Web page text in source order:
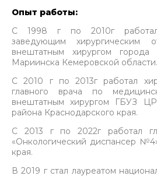
Опыт работы:
С 1998 г по 2010г работал
заведующим хирургическим
внештатным хирургом
Мариинска Кемеровской области.
С 2010 г по 2013г работал
главного врача по
внештатным хирургом ГБУЗ
района Краснодарского края.
С 2013 г по 2022г работал
«Онкологический диспансер
края.
В 2019 г стал лауреатом